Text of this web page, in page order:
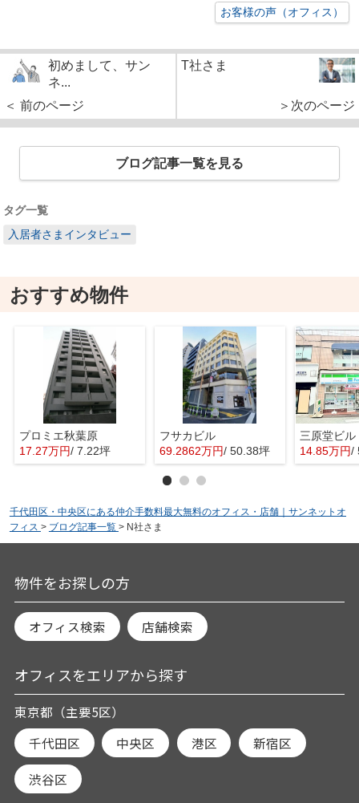
お客様の声（オフィス）
初めまして、サン
ネ...
＜ 前のページ
T社さま
＞次のページ
ブログ記事一覧を見る
タグ一覧
入居者さまインタビュー
おすすめ物件
プロミエ秋葉原
17.27万円/ 7.22坪
フサカビル
69.2862万円/ 50.38坪
三原堂ビル
14.85万円/
千代田区・中央区にある仲介手数料最大無料のオフィス・店舗｜サンネットオ
フィス > ブログ記事一覧 > N社さま
物件をお探しの方
オフィス検索 店舗検索
オフィスをエリアから探す
東京都（主要5区）
千代田区
中央区 港区 新宿区
渋谷区